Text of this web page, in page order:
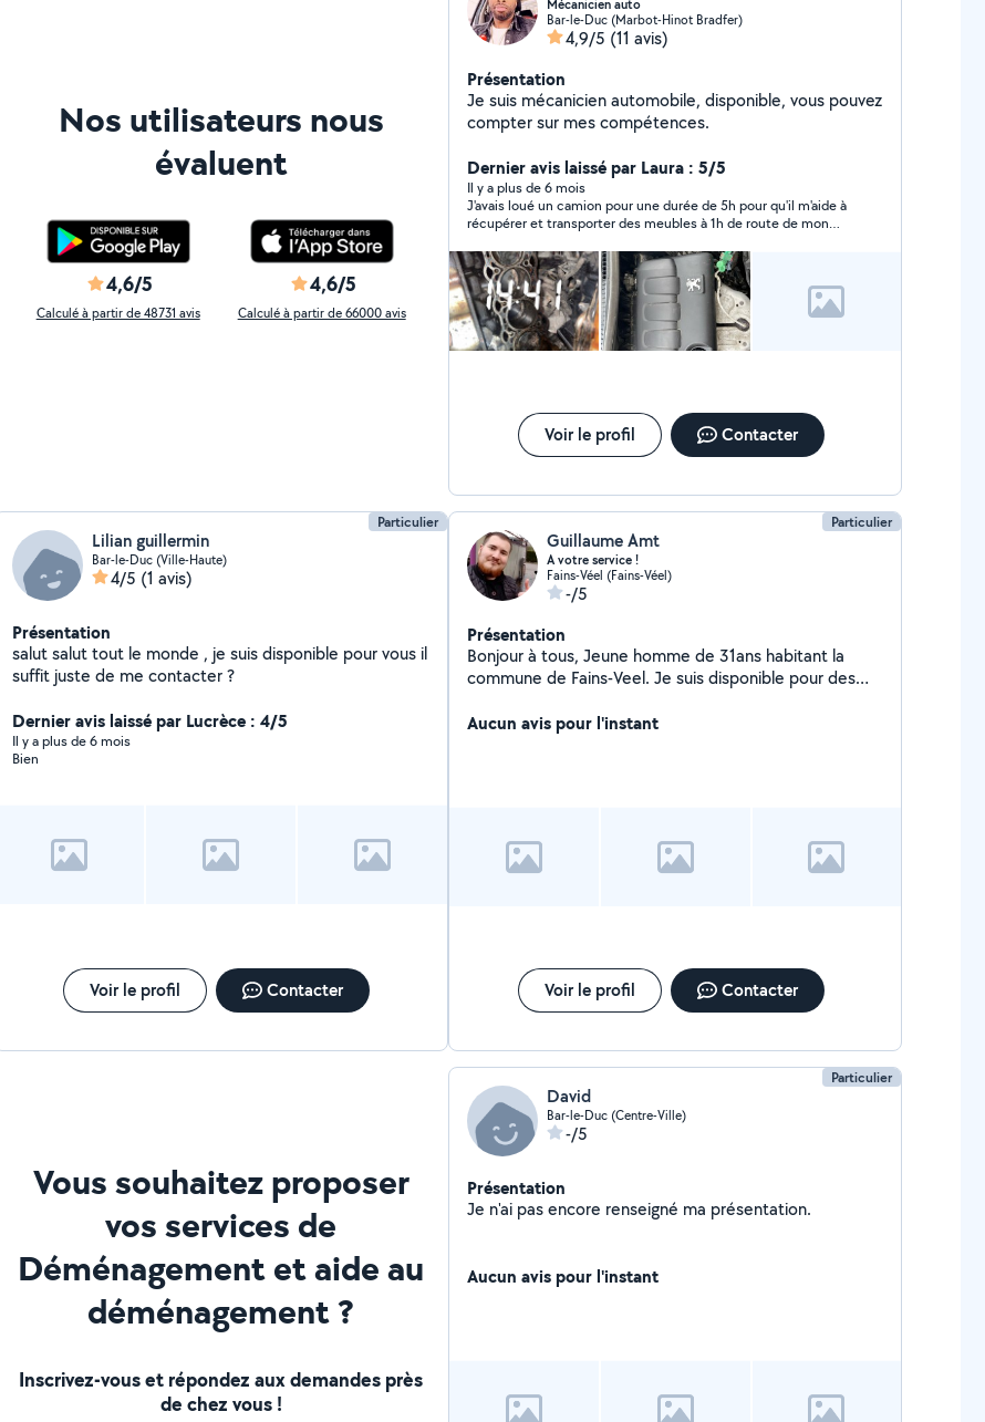
Nos utilisateurs nous
évaluent
4,6/5
Calculé à partir de 48731 avis
4,6/5
Calculé à partir de 66000 avis
Mécanicien auto
Bar-le-Duc (Marbot-Hinot Bradfer)
4,9/5 (11 avis)
Présentation
Je suis mécanicien automobile, disponible, vous pouvez
compter sur mes compétences.
Dernier avis laissé par Laura : 5/5
Il y a plus de 6 mois
J'avais loué un camion pour une durée de 5h pour qu'il m'aide à
récupérer et transporter des meubles à 1h de route de mon
bosseur, efficace et a fait le travail avec soin. C'est la première
fois que je demandais un service à une personne inconnue car
je n'avais pas d'autre choix et je ne le regrette pas. Impeccable
et bonne expérience, je referais appel à lui pour d'autres
services. Je recommande vraiment Aboubacar.
Voir le profil Contacter
Particulier
Lilian guillermin
Bar-le-Duc (Ville-Haute)
4/5 (1 avis)
Présentation
salut salut tout le monde , je suis disponible pour vous il
suffit juste de me contacter ?
Dernier avis laissé par Lucrèce : 4/5
Il y a plus de 6 mois
Bien
Voir le profil Contacter
Particulier
Guillaume Amt
A votre service !
Fains-Véel (Fains-Véel)
-/5
Présentation
Bonjour à tous, Jeune homme de 31ans habitant la
commune de Fains-Veel. Je suis disponible pour des
déménagement. J'aime le travail bien fait. A bientôt !
Aucun avis pour l'instant
Voir le profil Contacter
Vous souhaitez proposer
vos services de
Déménagement et aide au
déménagement ?
Inscrivez-vous et répondez aux demandes près
de chez vous !
Particulier
David
Bar-le-Duc (Centre-Ville)
-/5
Présentation
Je n'ai pas encore renseigné ma présentation.
Aucun avis pour l'instant